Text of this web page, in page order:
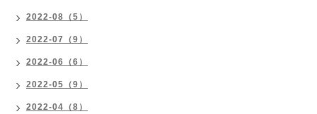
2022-08（5）
2022-07（9）
2022-06（6）
2022-05（9）
2022-04（8）